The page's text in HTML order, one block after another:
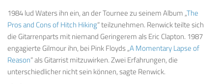
1984 lud Waters ihn ein, an der Tournee zu seinem Album „The
Pros and Cons of Hitch Hiking“ teilzunehmen. Renwick teilte sich
die Gitarrenparts mit niemand Geringerem als Eric Clapton. 1987
engagierte Gilmour ihn, bei Pink Floyds „A Momentary Lapse of
Reason“ als Gitarrist mitzuwirken. Zwei Erfahrungen, die
unterschiedlicher nicht sein können, sagte Renwick.